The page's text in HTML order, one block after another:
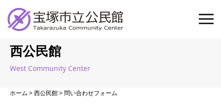
西公民館
West Community Center
ホーム >西公民館> 問い合わせフォーム